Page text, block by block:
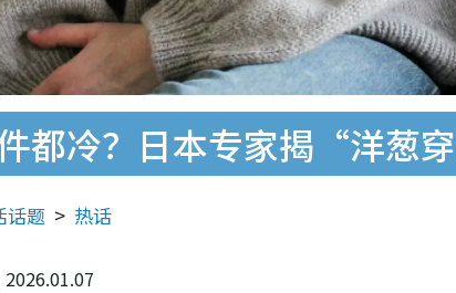
都冷？日本专家揭“洋葱
话题 热话
2026.01.07